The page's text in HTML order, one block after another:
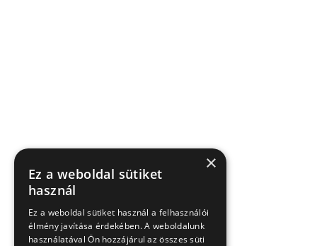
×
Ez a weboldal sütiket
használ
Ez a weboldal sütiket használ a felhasználói
élmény javítása érdekében. A weboldalunk
használatával Ön hozzájárul az összes süti